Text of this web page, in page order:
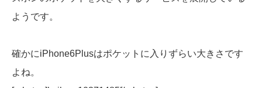
ようです。
確かにiPhone6Plusはポケットに入りずらい大きさです
よね。